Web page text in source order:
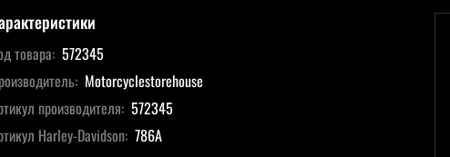
товара: 572345
Motorcyclestorehouse
производителя: 572345
Harley-Davidson: 786A